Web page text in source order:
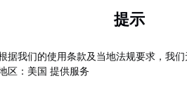
提示
据我们的使用条款及当地法规要求，我
区：美国 提供服务